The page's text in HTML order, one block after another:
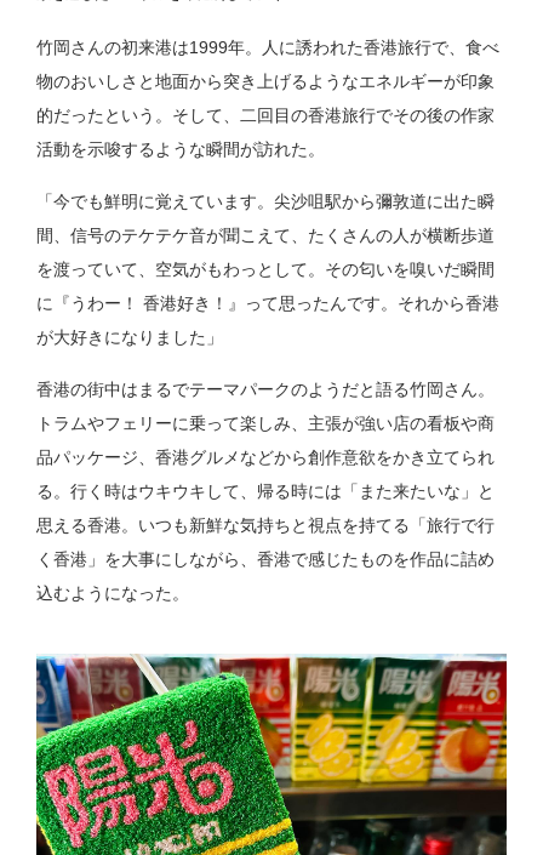
竹岡さんの初来港は1999年。人に誘われた香港旅行で、食べ
物のおいしさと地面から突き上げるようなエネルギーが印象
的だったという。そして、二回目の香港旅行でその後の作家
活動を示唆するような瞬間が訪れた。
「今でも鮮明に覚えています。尖沙咀駅から彌敦道に出た瞬
間、信号のテケテケ音が聞こえて、たくさんの人が横断歩道
を渡っていて、空気がもわっとして。その匂いを嗅いだ瞬間
に『うわー！ 香港好き！』って思ったんです。それから香港
が大好きになりました」
香港の街中はまるでテーマパークのようだと語る竹岡さん。
トラムやフェリーに乗って楽しみ、主張が強い店の看板や商
品パッケージ、香港グルメなどから創作意欲をかき立てられ
る。行く時はウキウキして、帰る時には「また来たいな」と
思える香港。いつも新鮮な気持ちと視点を持てる「旅行で行
く香港」を大事にしながら、香港で感じたものを作品に詰め
込むようになった。